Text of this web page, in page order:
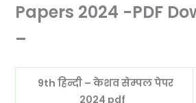
Papers 2024 -PDF
–
9th हिन्दी – केशव सेम्पल पेपर
2024 pdf